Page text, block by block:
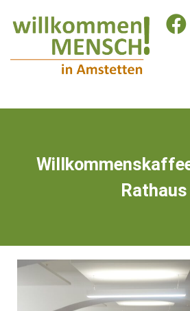
Rathaus